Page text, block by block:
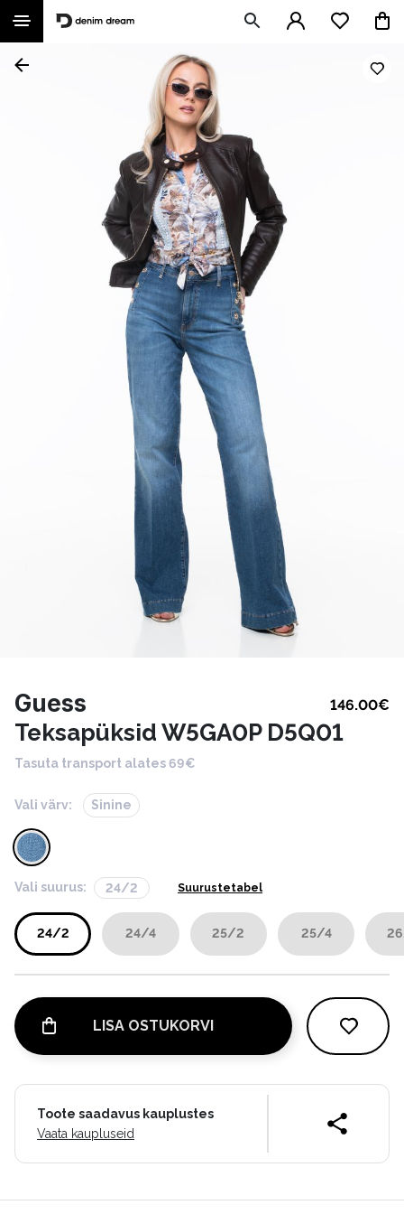
Guess 146.00€
Teksapüksid W5GA0P D5Q01
Tasuta transport alates 69€
Vali värv: Sinine
Vali suurus: 24/2 Suurustetabel
24/2 24/4 25/2 25/4
LISA OSTUKORVI
Toote saadavus kauplustes
Vaata kaupluseid